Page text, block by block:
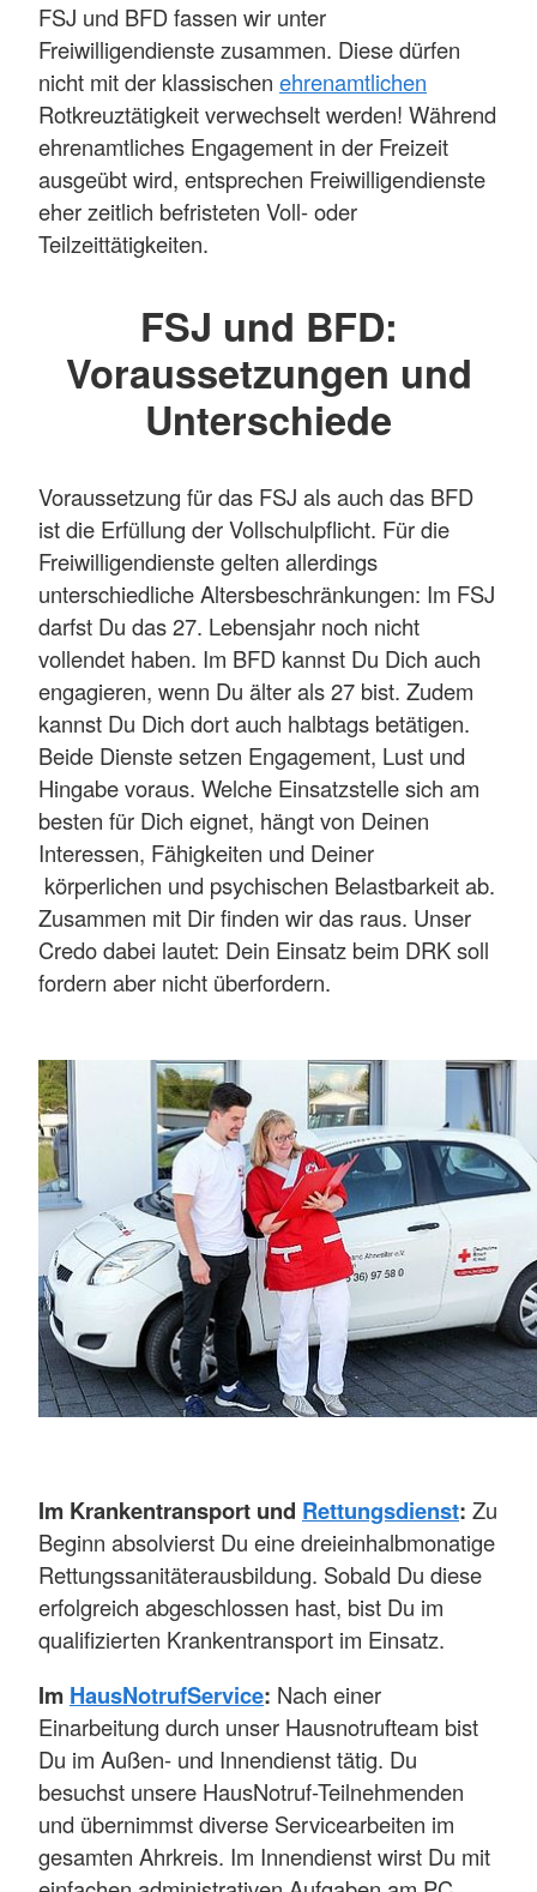
FSJ und BFD fassen wir unter
Freiwilligendienste zusammen. Diese dürfen
nicht mit der klassischen ehrenamtlichen
Rotkreuztätigkeit verwechselt werden! Während
ehrenamtliches Engagement in der Freizeit
ausgeübt wird, entsprechen Freiwilligendienste
eher zeitlich befristeten Voll- oder
Teilzeittätigkeiten.
FSJ und BFD:
Voraussetzungen und
Unterschiede
Voraussetzung für das FSJ als auch das BFD
ist die Erfüllung der Vollschulpflicht. Für die
Freiwilligendienste gelten allerdings
unterschiedliche Altersbeschränkungen: Im FSJ
darfst Du das 27. Lebensjahr noch nicht
vollendet haben. Im BFD kannst Du Dich auch
engagieren, wenn Du älter als 27 bist. Zudem
kannst Du Dich dort auch halbtags betätigen.
Beide Dienste setzen Engagement, Lust und
Hingabe voraus. Welche Einsatzstelle sich am
besten für Dich eignet, hängt von Deinen
Interessen, Fähigkeiten und Deiner
körperlichen und psychischen Belastbarkeit ab.
Zusammen mit Dir finden wir das raus. Unser
Credo dabei lautet: Dein Einsatz beim DRK soll
fordern aber nicht überfordern.
Im Krankentransport und Rettungsdienst: Zu
Beginn absolvierst Du eine dreieinhalbmonatige
Rettungssanitäterausbildung. Sobald Du diese
erfolgreich abgeschlossen hast, bist Du im
qualifizierten Krankentransport im Einsatz.
Im HausNotrufService: Nach einer
Einarbeitung durch unser Hausnotrufteam bist
Du im Außen- und Innendienst tätig. Du
besuchst unsere HausNotruf-Teilnehmenden
und übernimmst diverse Servicearbeiten im
gesamten Ahrkreis. Im Innendienst wirst Du mit